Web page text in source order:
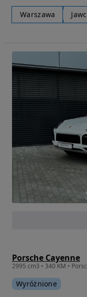
Warszawa
Porsche Cayenne
Wyróżnione